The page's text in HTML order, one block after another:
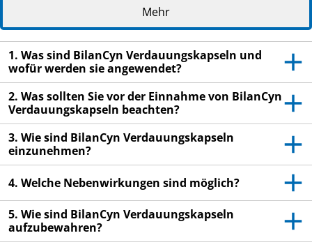
Nehmen Sie dieses Arzneimittel immer genau wie in
dieser Packungsbeilage beschrieben bzw. genau nach
Anweisung Ihres Arztes oder Apothekers ein.
Heben Sie die Packungsbeilage auf. Vielleicht
möchten Sie diese später nochmals lesen.
Fragen Sie Ihren Apotheker, wenn Sie weitere
Informationen oder einen Rat benötigen.
Wenn Sie Nebenwirkungen bemerken, wenden Sie
sich an Ihren Arzt oder Apotheker. Dies gilt auch
für Nebenwirkungen, die nicht in dieser
Packunsbeilage angegeben sind. Siehe Abschnitt
4.
Mehr
1. Was sind BilanCyn Verdauungskapseln und
wofür werden sie angewendet?
2. Was sollten Sie vor der Einnahme von BilanCyn
Verdauungskapseln beachten?
3. Wie sind BilanCyn Verdauungskapseln
einzunehmen?
4. Welche Nebenwirkungen sind möglich?
5. Wie sind BilanCyn Verdauungskapseln
aufzubewahren?